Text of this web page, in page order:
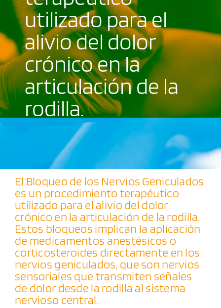
Blog
Contacto
Cita previa
utilizado para el
alivio del dolor
crónico en la
articulación de la
rodilla.
El Bloqueo de los Nervios Geniculados
es un procedimiento terapéutico
utilizado para el alivio del dolor
crónico en la articulación de la rodilla.
Estos bloqueos implican la aplicación
de medicamentos anestésicos o
corticosteroides directamente en los
nervios geniculados, que son nervios
sensoriales que transmiten señales
de dolor desde la rodilla al sistema
nervioso central.